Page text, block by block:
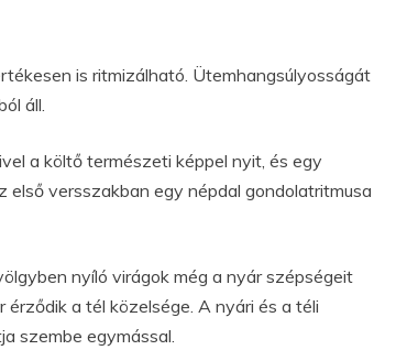
is ritmizálható. Ütemhangsúlyosságát
áll.
a költő természeti képpel nyit, és egy
versszakban egy népdal gondolatritmusa
nyíló virágok még a nyár szépségeit
a tél közelsége. A nyári és a téli
szembe egymással.